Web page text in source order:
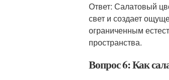
Ответ: Салатовый
свет и создает
ограниченным
пространства.
Вопрос 6: Как